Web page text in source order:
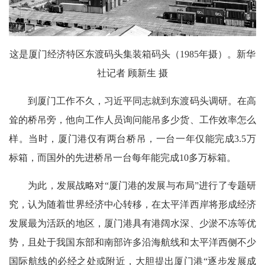
这是厦门经济特区东渡码头集装箱码头（1985年摄）。新华
社记者 顾新生 摄
到厦门工作不久，习近平同志就到东渡码头调研。在高
耸的桥吊旁，他向工作人员询问能吊多少货、工作效率怎么
样。当时，厦门港仅有两台桥吊，一台一年仅能完成3.5万
标箱，而国外的先进桥吊一台每年能完成10多万标箱。
为此，发展战略对“厦门港的发展与布局”进行了专题研
究，认为随着世界经济中心转移，在太平洋西岸将形成经济
发展最为活跃的地区，厦门港具有港阔水深、少淤不冻等优
势，且处于我国东部和南部许多沿海航线和太平洋西侧不少
国际航线的必经之处或附近，大胆提出厦门港“逐步发展成